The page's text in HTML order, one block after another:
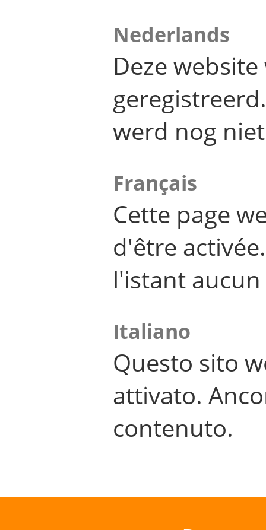
Nederlands
Deze
werd nog
Français
Cette page
d'être
l'istant
Italiano
Questo sito
attivato.
contenuto.